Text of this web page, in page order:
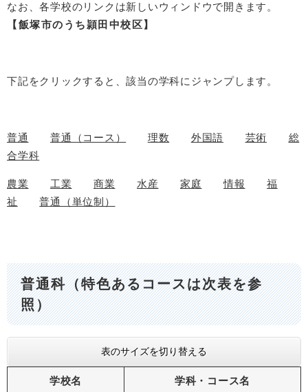
なお、各学校のリンクは新しいウィンドウで開きます。
【飯塚市のうち頴田中校区】
下記をクリックすると、該当の学科にジャンプします。
普通 普通（コース） 理数 外国語 芸術
総
合学科
農業 工業 商業 水産 家庭 情報
福
祉
普通（単位制）
普通科（特色あるコースは次表を参
照）
表のサイズを切り替える
学校名 学科・コース名